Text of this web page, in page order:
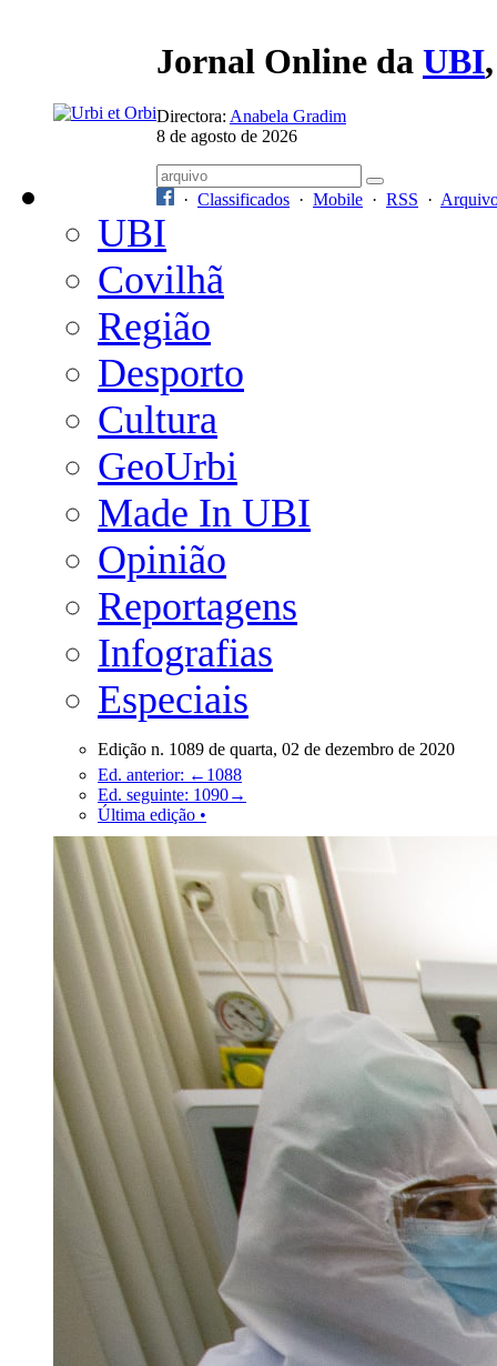
Jornal Online da UBI
Directora: Anabela Gradim
8 de agosto de 2026
· Classificados · Mobile · RSS ·
UBI
Covilhã
Região
Desporto
Cultura
GeoUrbi
Made In UBI
Opinião
Reportagens
Infografias
Especiais
Edição n. 1089 de quarta, 02 de dezembro de 2020
Ed. anterior: ←1088
Ed. seguinte: 1090→
Última edição •